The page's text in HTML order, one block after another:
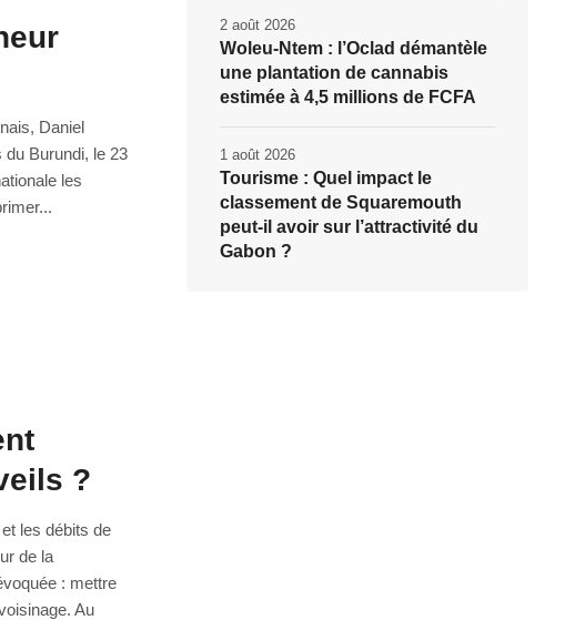
Daniel
Burundi, le 23
les
?
les débits de
de la
: mettre
Au
Woleu-Ntem : l’Oclad démantèle
une plantation de cannabis
estimée à 4,5 millions de FCFA
2 août 2026
Tourisme : Quel impact le
classement de Squaremouth
peut-il avoir sur l’attractivité du
Gabon ?
1 août 2026